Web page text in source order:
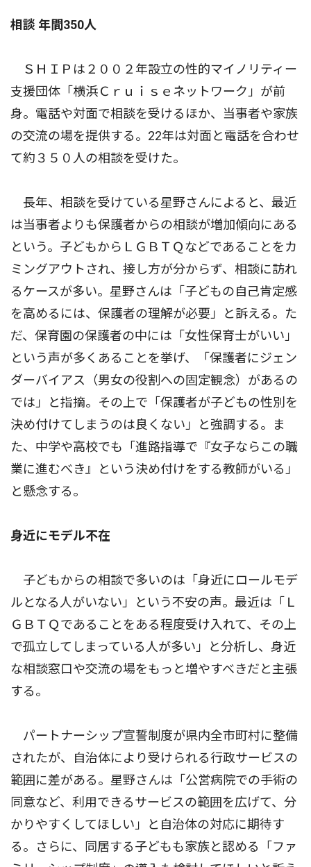
相談 年間350人
ＳＨＩＰは２００２年設立の性的マイノリティー
支援団体「横浜Ｃｒｕｉｓｅネットワーク」が前
身。電話や対面で相談を受けるほか、当事者や家族
の交流の場を提供する。22年は対面と電話を合わせ
て約３５０人の相談を受けた。
長年、相談を受けている星野さんによると、最近
は当事者よりも保護者からの相談が増加傾向にある
という。子どもからＬＧＢＴＱなどであることをカ
ミングアウトされ、接し方が分からず、相談に訪れ
るケースが多い。星野さんは「子どもの自己肯定感
を高めるには、保護者の理解が必要」と訴える。た
だ、保育園の保護者の中には「女性保育士がいい」
という声が多くあることを挙げ、「保護者にジェン
ダーバイアス（男女の役割への固定観念）があるの
では」と指摘。その上で「保護者が子どもの性別を
決め付けてしまうのは良くない」と強調する。ま
た、中学や高校でも「進路指導で『女子ならこの職
業に進むべき』という決め付けをする教師がいる」
と懸念する。
身近にモデル不在
子どもからの相談で多いのは「身近にロールモデ
ルとなる人がいない」という不安の声。最近は「Ｌ
ＧＢＴＱであることをある程度受け入れて、その上
で孤立してしまっている人が多い」と分析し、身近
な相談窓口や交流の場をもっと増やすべきだと主張
する。
パートナーシップ宣誓制度が県内全市町村に整備
されたが、自治体により受けられる行政サービスの
範囲に差がある。星野さんは「公営病院での手術の
同意など、利用できるサービスの範囲を広げて、分
かりやすくしてほしい」と自治体の対応に期待す
る。さらに、同居する子どもも家族と認める「ファ